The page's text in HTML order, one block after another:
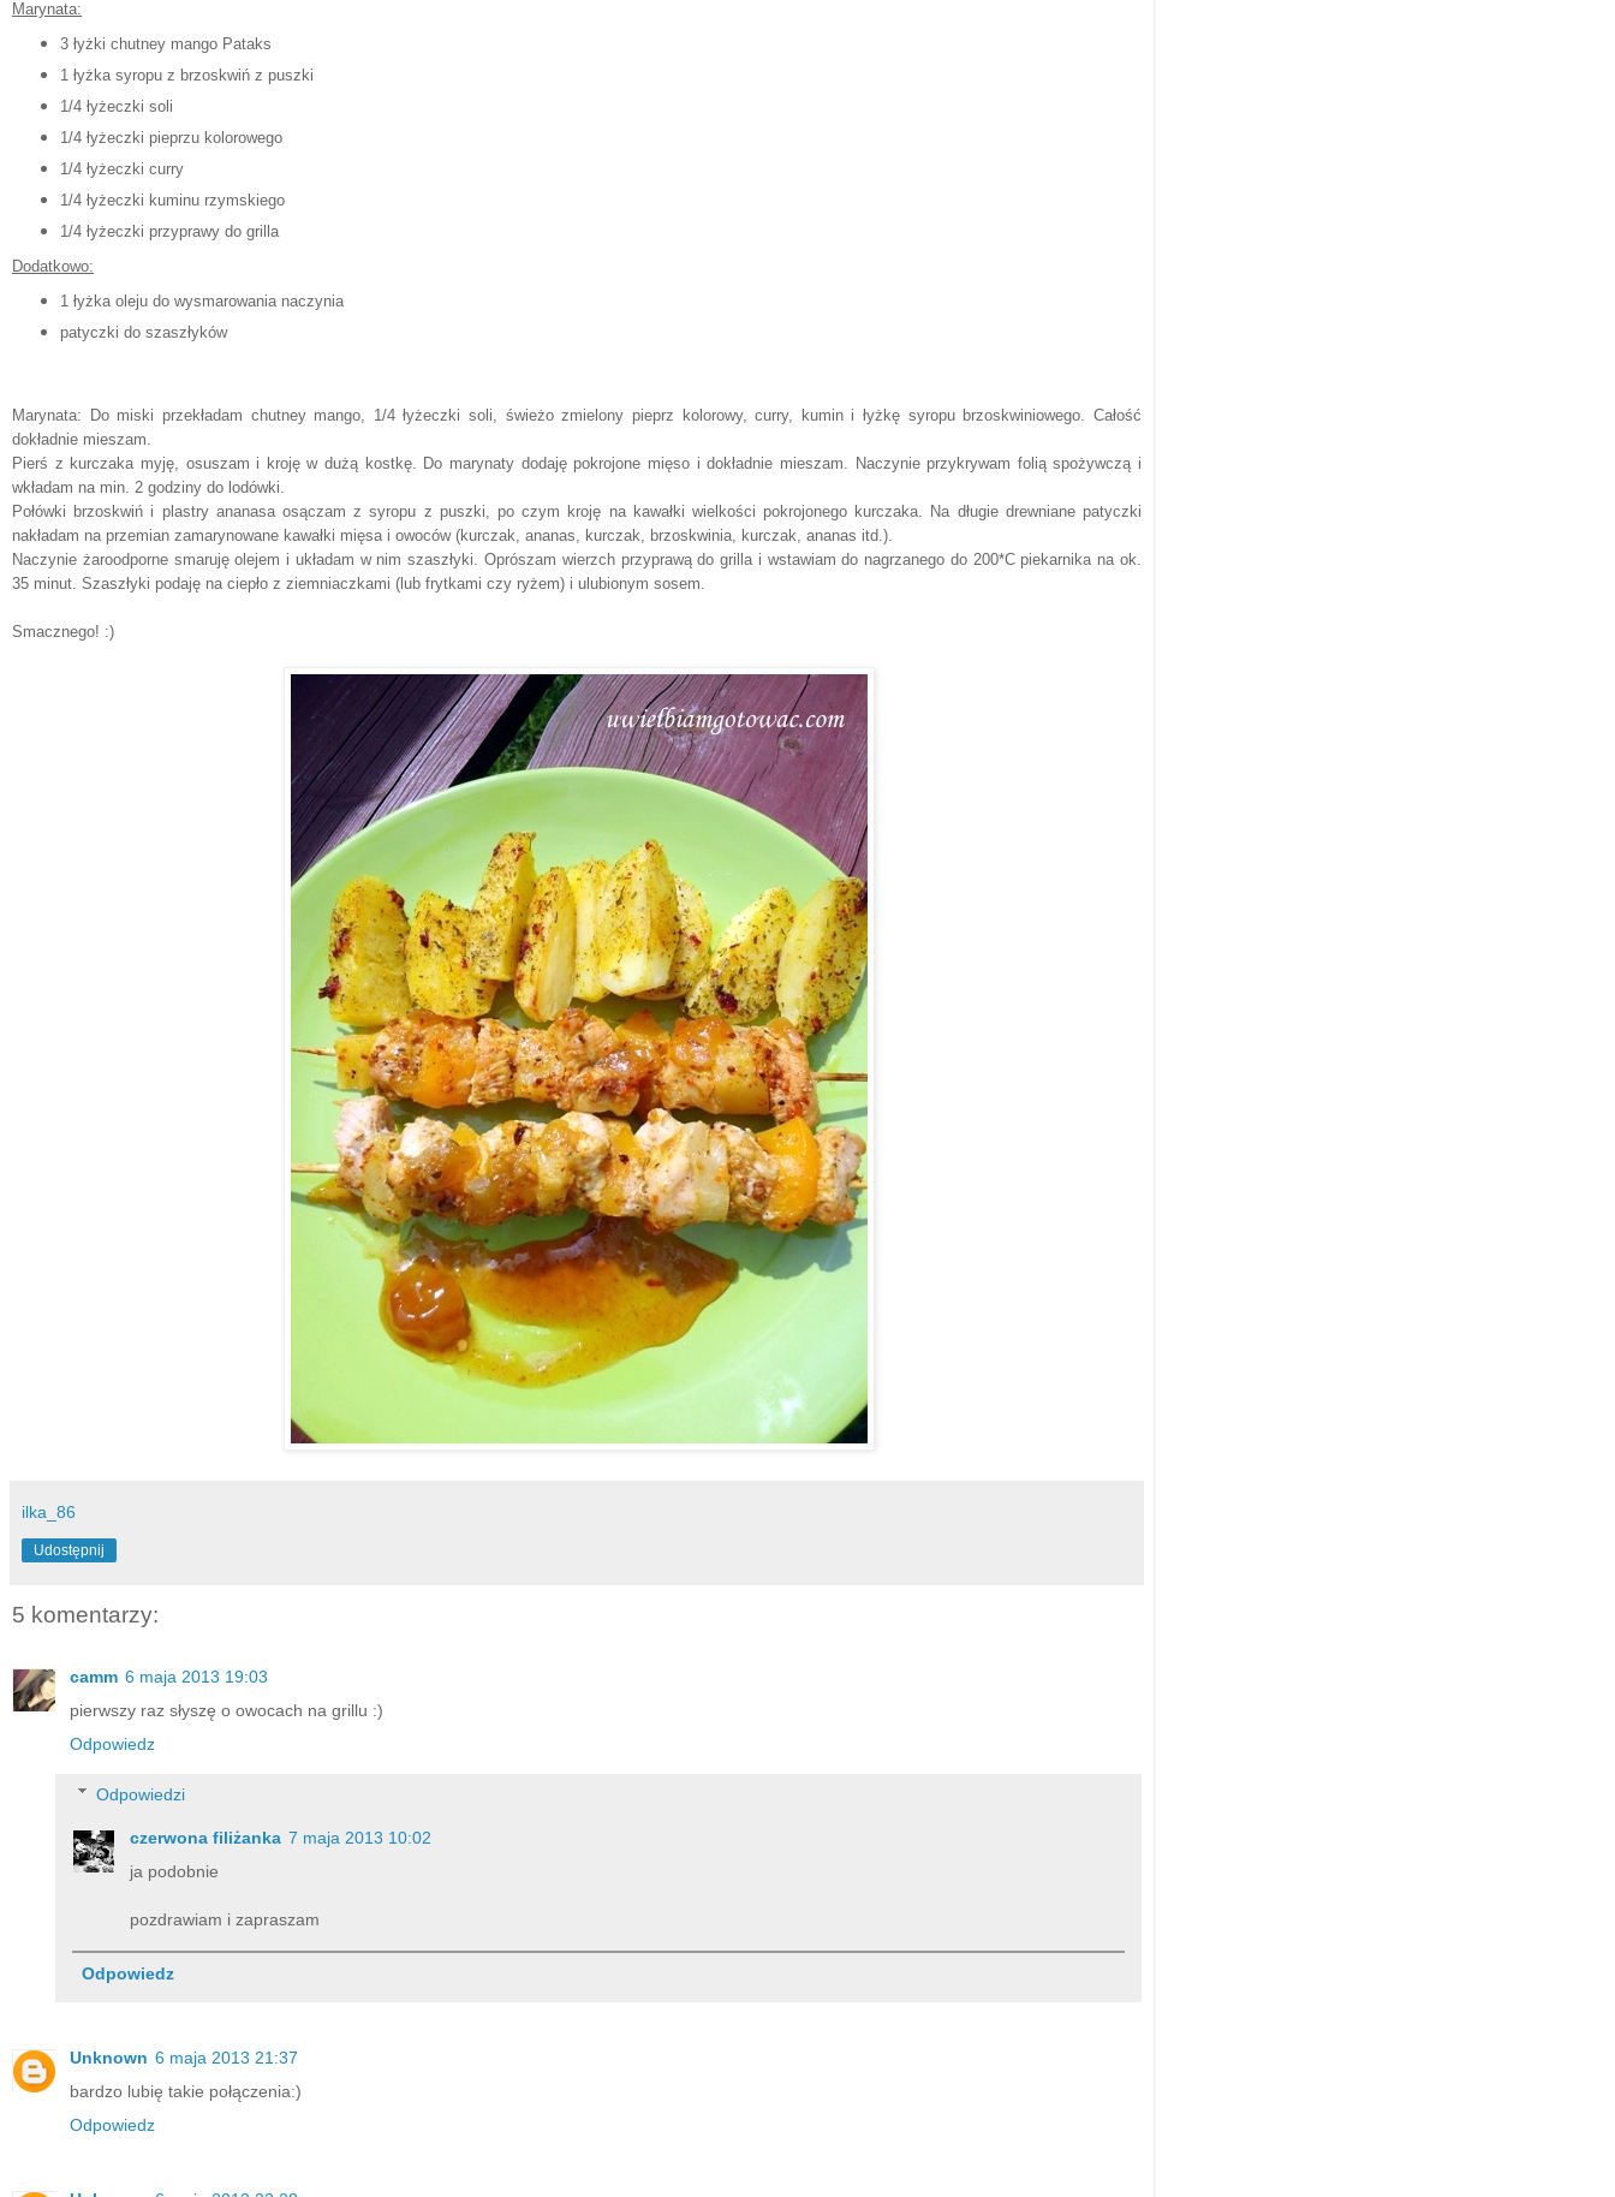
Marynata:
3 łyżki chutneymango Pataks
1 łyżka syropu z brzoskwiń z puszki
1/4 łyżeczki soli
1/4 łyżeczki pieprzu kolorowego
1/4 łyżecz ki curry
1/4 łyżeczki kuminu rzymskiego
1/4 łyżeczki przyprawy do grilla
Dodatkowo:
1 łyż ka oleju do wysmarowania naczynia
patyczki do szaszłyków
Marynata: Do miski przekładam chutney mango, 1/4 łyżeczki soli, świeżo zmielony pieprz kolorowy, curry, kumin i łyżkę syropu brzoskwiniowego. Całość
dokładnie mieszam
Pierś z kurczaka myję, osuszam i krojęw dużą kostkę. Do marynaty dodaję pokrojone mięso idokładnie mieszam. Naczynie przykrywam folią spożywczą i
wkładam na min. 2 godziny do lodówki.
Połówki brzoskwiń i plastry ananasa osączam z syropu z puszki , po czym kroję na kawałki wielkości pokrojonego kurczaka. Na długie drewniane patyczki
nakładam na przemian zamarynowane kawałki mięsa i owoców (kurczak, ananas, kurczak brzoskwinia, kurczak, ananas itd.).
Naczynie żaroodporne smaruję olejem i układam w nim szaszłyki. Oprószam wierzch przyprawą do grilla i wstawiamdo nagrzanego do 200*C piekarnika na ok.
35 minut. Szaszłyki podaję na ciepło z ziemniaczkami (lub frytkami czy ryżem) i ulubionym sosem.
Smacznego! :)
ilka_86
Udostępnij
5 komentarzy:
camm 6 maja 2013 19:03
pierwszy raz słyszę o owocach na grillu :)
Odpowiedz
Odpowiedzi
czerwona filiżanka 7 maja 2013 10:02
ja podobnie
pozdrawiam i zapraszam
Odpowiedz
Unknown 6 maja 2013 21:37
bardzo lubię takie połączenia:)
Odpowiedz